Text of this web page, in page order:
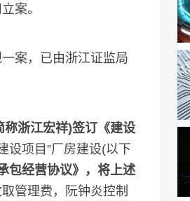
案。
案，已由浙江证监局
浙江宏祥)签订《建设
设项目”厂房建设(以下
包经营协议》，将上述
管理费，阮钟炎控制